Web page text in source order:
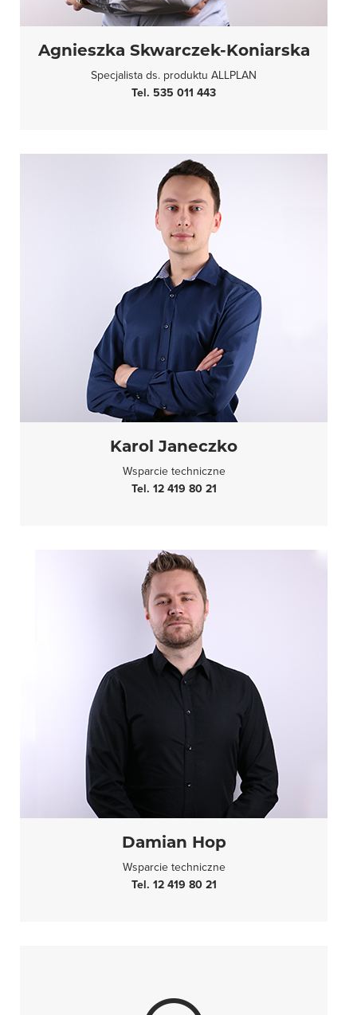
Agnieszka Skwarczek-Koniarska
Specjalista ds. produktu ALLPLAN
Tel. 535 011 443
Karol Janeczko
Wsparcie techniczne
Tel. 12 419 80 21
Damian Hop
Wsparcie techniczne
Tel. 12 419 80 21